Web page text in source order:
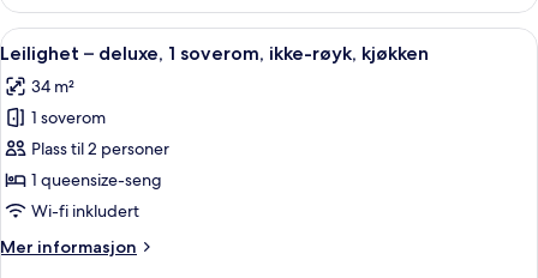
røyk,
kjøkken
–
executive,
1
soverom,
ikke-
røyk,
kjøkken
Åpne
alle
bildene
av
Leilighet
–
deluxe,
soverom,
Sengetøy av topp kvalitet, safe på
4
Leilighet – deluxe, 1 soverom, ikke-røyk, kjøkken
34 m²
1 soverom
Plass til 2 personer
1 queensize-seng
Wi-fi inkludert
Mer informasjon
Mer